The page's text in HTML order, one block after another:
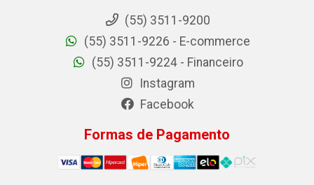
(55) 3511-9200
(55) 3511-9226 - E-commerce
(55) 3511-9224 - Financeiro
Instagram
Facebook
Formas de Pagamento